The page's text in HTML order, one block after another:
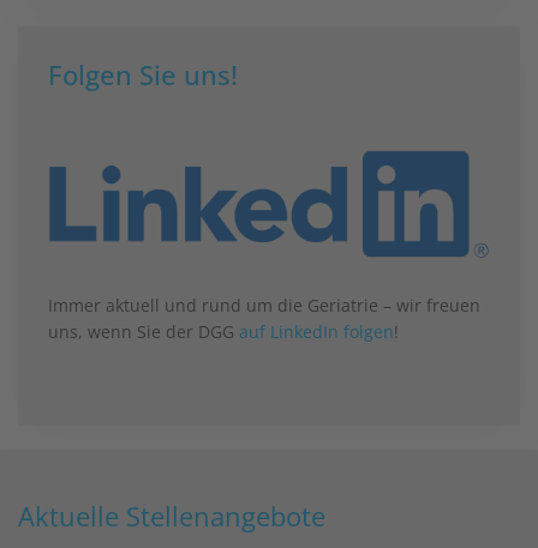
Folgen Sie uns!
Immer aktuell und rund um die Geriatrie – wir freuen
uns, wenn Sie der DGG auf LinkedIn folgen!
Aktuelle Stellenangebote